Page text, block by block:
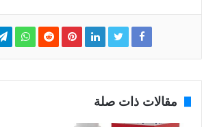
مقالات ذات صلة